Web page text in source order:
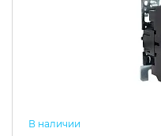
В наличии